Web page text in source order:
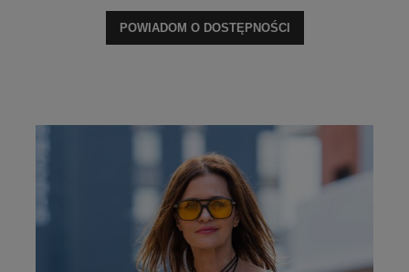
POWIADOM O DOSTĘPNOŚCI